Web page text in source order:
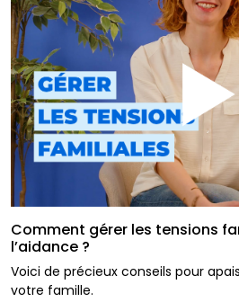
Comment gérer les tensions
l’aidance ?
Voici de précieux conseils pour
votre famille.